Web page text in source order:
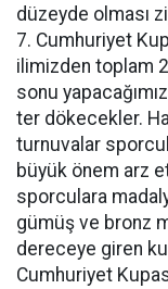
düzeyde olması
7. Cumhuriyet
ilimizden toplam
sonu
ter dökecekler.
turnuvalar
büyük önem arz
sporculara
gümüş ve bronz
dereceye giren
Cumhuriyet